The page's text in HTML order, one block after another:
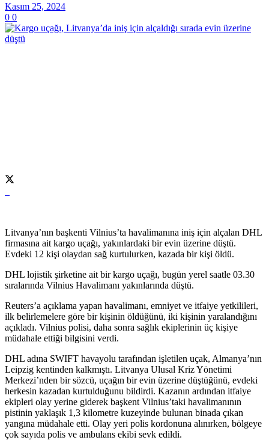
Kasım 25, 2024
0 0
Litvanya’nın başkenti Vilnius’ta havalimanına iniş için alçalan DHL
firmasına ait kargo uçağı, yakınlardaki bir evin üzerine düştü.
Evdeki 12 kişi olaydan sağ kurtulurken, kazada bir kişi öldü.
DHL lojistik şirketine ait bir kargo uçağı, bugün yerel saatle 03.30
sıralarında Vilnius Havalimanı yakınlarında düştü.
Reuters’a açıklama yapan havalimanı, emniyet ve itfaiye yetkilileri,
ilk belirlemelere göre bir kişinin öldüğünü, iki kişinin yaralandığını
açıkladı. Vilnius polisi, daha sonra sağlık ekiplerinin üç kişiye
müdahale ettiği bilgisini verdi.
DHL adına SWIFT havayolu tarafından işletilen uçak, Almanya’nın
Leipzig kentinden kalkmıştı. Litvanya Ulusal Kriz Yönetimi
Merkezi’nden bir sözcü, uçağın bir evin üzerine düştüğünü, evdeki
herkesin kazadan kurtulduğunu bildirdi. Kazanın ardından itfaiye
ekipleri olay yerine giderek başkent Vilnius’taki havalimanının
pistinin yaklaşık 1,3 kilometre kuzeyinde bulunan binada çıkan
yangına müdahale etti. Olay yeri polis kordonuna alınırken, bölgeye
çok sayıda polis ve ambulans ekibi sevk edildi.